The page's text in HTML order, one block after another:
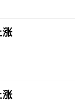
涨
涨